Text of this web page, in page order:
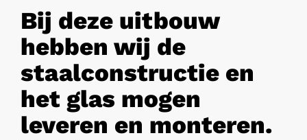
Bij deze uitbouw
hebben wij de
staalconstructie en
het glas mogen
leveren en monteren.